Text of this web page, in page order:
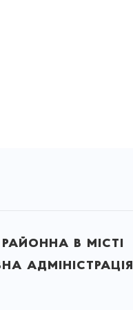
в місті
адміністрація